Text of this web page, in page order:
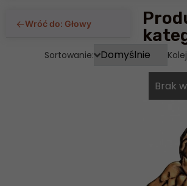
←Wróć do: Głowy
Sortowanie:
Brak